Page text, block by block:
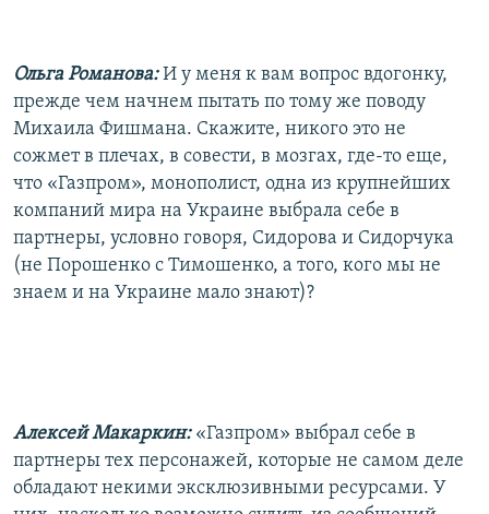
Ольга Романова:И у меня к вам вопрос вдогонку,
прежде чем начнем пытать по тому же поводу
Михаила Фишмана. Скажите, никого это не
сожмет в плечах, в совести, в мозгах, где-то еще,
что «Газпром», монополист, одна из крупнейших
компаний мира на Украине выбрала себе в
партнеры, условно говоря, Сидорова и Сидорчука
(не Порошенко с Тимошенко, а того, кого мы не
знаем и на Украине мало знают)?
Алексей Макаркин: «Газпром» выбрал себе в
партнеры тех персонажей, которые не самом деле
обладают некими эксклюзивными ресурсами. У